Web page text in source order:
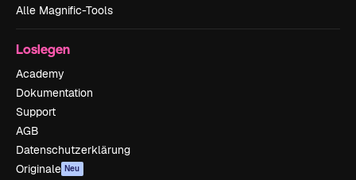
Alle Magnific-Tools
Loslegen
Academy
Dokumentation
Support
AGB
Datenschutzerklärung
Originale Neu